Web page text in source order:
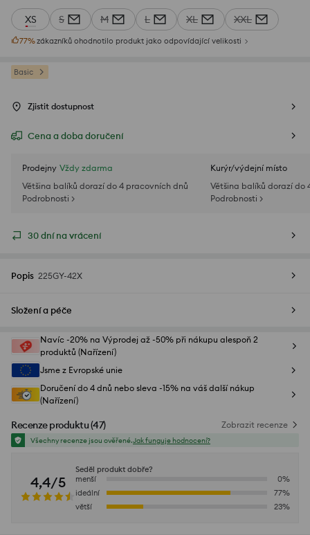
XS S M L XL XXL
77%zákazníků ohodnotilo produkt jako odpovídající velikosti
Basic
Zjistit dostupnost
Cena a doba doručení
Prodejny Vždy zdarma
Většina balíků dorazí do 4 pracovních dnů
Podrobnosti >
Kurýr/výdejní místo
Většina balíků dorazí do
Podrobnosti >
30 dní na vrácení
Popis 225GY-42X
Složení a péče
Navíc -20% na Výprodej až -50% při nákupu alespoň 2
produktů (Nařízení)
Jsme z Evropské unie
Doručení do 4 dnů nebo sleva -15% na váš další nákup
(Nařízení)
Recenze produktu(47) Zobrazit recenze
Všechny recenze jsou ověřené.Jak funguje hodnocení?
4,4/5
Seděl produkt dobře?
menší
0%
ideální
77%
větší
23%